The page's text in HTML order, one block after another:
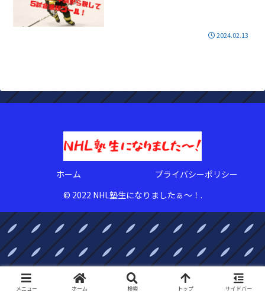
2024.02.13
ホーム
プライバシーポリシー
© 2022 NHL塾生になりましたぁ〜！.
メニュー ホーム 検索 トップ サイドバー